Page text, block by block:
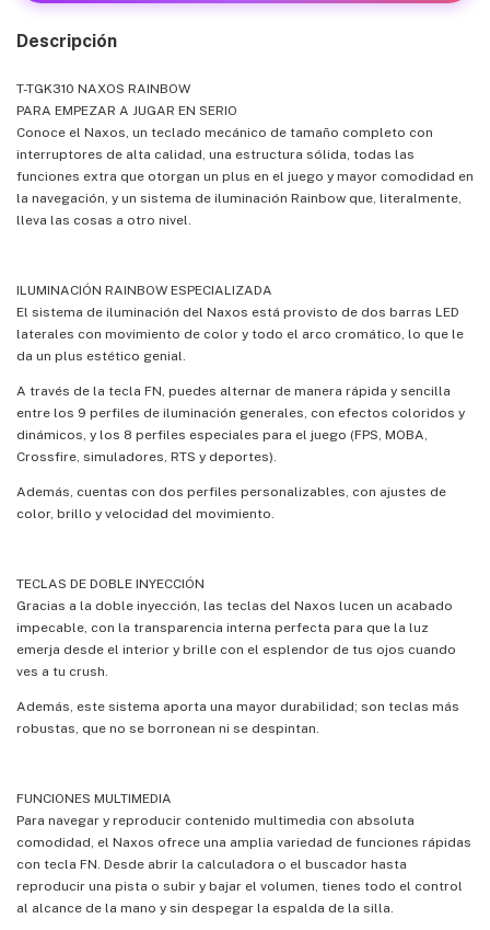
Descripción
T-TGK310 NAXOS RAINBOW
PARA EMPEZAR A JUGAR EN SERIO
Conoce el Naxos, un teclado mecánico de tamaño completo con
interruptores de alta calidad, una estructura sólida, todas las
funciones extra que otorgan un plus en el juego y mayor comodidad en
la navegación, y un sistema de iluminación Rainbow que, literalmente,
lleva las cosas a otro nivel.
ILUMINACIÓN RAINBOW ESPECIALIZADA
El sistema de iluminación del Naxos está provisto de dos barras LED
laterales con movimiento de color y todo el arco cromático, lo que le
da un plus estético genial.
A través de la tecla FN, puedes alternar de manera rápida y sencilla
entre los 9 perfiles de iluminación generales, con efectos coloridos y
dinámicos, y los 8 perfiles especiales para el juego (FPS, MOBA,
Crossfire, simuladores, RTS y deportes).
Además, cuentas con dos perfiles personalizables, con ajustes de
color, brillo y velocidad del movimiento.
TECLAS DE DOBLE INYECCIÓN
Gracias a la doble inyección, las teclas del Naxos lucen un acabado
impecable, con la transparencia interna perfecta para que la luz
emerja desde el interior y brille con el esplendor de tus ojos cuando
ves a tu crush.
Además, este sistema aporta una mayor durabilidad; son teclas más
robustas, que no se borronean ni se despintan.
FUNCIONES MULTIMEDIA
Para navegar y reproducir contenido multimedia con absoluta
comodidad, el Naxos ofrece una amplia variedad de funciones rápidas
con tecla FN. Desde abrir la calculadora o el buscador hasta
reproducir una pista o subir y bajar el volumen, tienes todo el control
al alcance de la mano y sin despegar la espalda de la silla.